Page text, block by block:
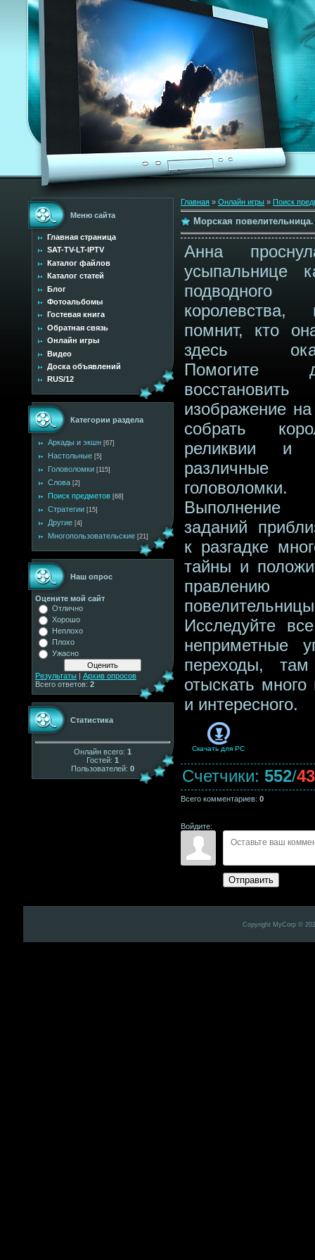
Меню сайта
Главная страница
SAT-TV-LT-IPTV
Каталог файлов
Каталог статей
Блог
Фотоальбомы
Гостевая книга
Обратная связь
Онлайн игры
Видео
Доска объявлений
RUS/12
Категории раздела
Аркады и экшн [67]
Настольные [5]
Головоломки [115]
Слова [2]
Поиск предметов [68]
Стратегии [15]
Другие [4]
Многопользовательские [21]
Наш опрос
Оцените мой сайт
Отлично
Хорошо
Неплохо
Плохо
Ужасно
Результаты | Архив опросов
Всего ответов: 2
Статистика
Онлайн всего: 1
Гостей: 1
Пользователей: 0
Главная » Онлайн игры » Поиск
Морская
Анна
усыпальнице
подводного
помнит, кто
здесь
Помогите
восстановить
изображение
собрать
реликвии и
различные
головоломки.
Выполнение
заданий
к разгадке
тайны и
правлению
Исследуйте
неприметные
переходы,
отыскать много
и интересного.
Скачать для PC
Счетчики: 552/
Всего комментариев: 0
Войдите:
Отправить
Copyright MyCorp ©